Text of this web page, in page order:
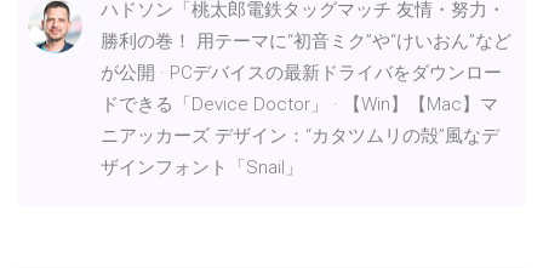
ハドソン「桃太郎電鉄タッグマッチ 友情・努力・
勝利の巻！ 用テーマに“初音ミク”や“けいおん”など
が公開 · PCデバイスの最新ドライバをダウンロー
ドできる「Device Doctor」 · 【Win】【Mac】マ
ニアッカーズ デザイン：“カタツムリの殻”風なデ
ザインフォント「Snail」